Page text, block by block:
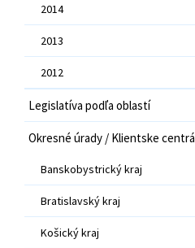
2014
2013
2012
Legislatíva podľa oblastí
Okresné úrady / Klientske centrá
Banskobystrický kraj
Bratislavský kraj
Košický kraj